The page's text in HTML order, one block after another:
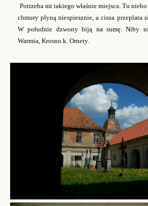
Potrzeba mi takiego właśnie miejsca. Tu niebo
chmury płyną niespiesznie, a cisza przeplata
W południe dzwony biją na sumę. Niby
Warmia, Krosno k. Ornety.